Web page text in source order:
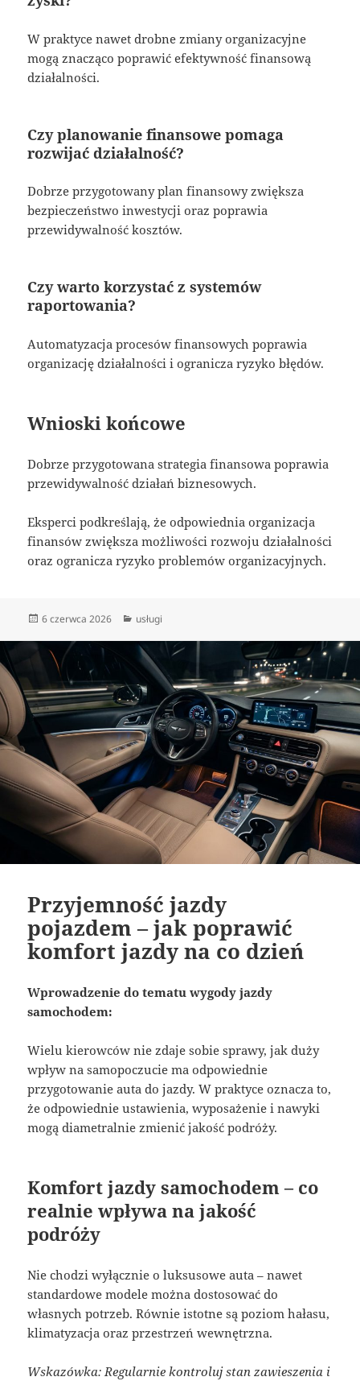
W praktyce nawet drobne zmiany organizacyjne
mogą znacząco poprawić efektywność finansową
działalności.
Czy planowanie finansowe pomaga
rozwijać działalność?
Dobrze przygotowany plan finansowy zwiększa
bezpieczeństwo inwestycji oraz poprawia
przewidywalność kosztów.
Czy warto korzystać z systemów
raportowania?
Automatyzacja procesów finansowych poprawia
organizację działalności i ogranicza ryzyko błędów.
Wnioski końcowe
Dobrze przygotowana strategia finansowa poprawia
przewidywalność działań biznesowych.
Eksperci podkreślają, że odpowiednia organizacja
finansów zwiększa możliwości rozwoju działalności
oraz ogranicza ryzyko problemów organizacyjnych.
Data
6 czerwca 2026 Kategorie
usługi
Przyjemność jazdy
pojazdem – jak poprawić
komfort jazdy na co dzień
Wprowadzenie do tematu wygody jazdy
samochodem:
Wielu kierowców nie zdaje sobie sprawy, jak duży
wpływ na samopoczucie ma odpowiednie
przygotowanie auta do jazdy. W praktyce oznacza to,
że odpowiednie ustawienia, wyposażenie i nawyki
mogą diametralnie zmienić jakość podróży.
Komfort jazdy samochodem – co
realnie wpływa na jakość
podróży
Nie chodzi wyłącznie o luksusowe auta – nawet
standardowe modele można dostosować do
własnych potrzeb. Równie istotne są poziom hałasu,
klimatyzacja oraz przestrzeń wewnętrzna.
Wskazówka: Regularnie kontroluj stan zawieszenia i